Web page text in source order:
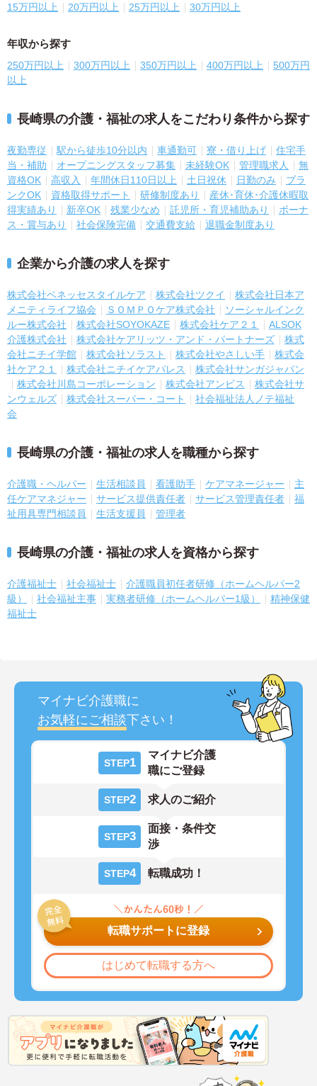
15万円以上 20万円以上 25万円以上 30万円以上
年収から探す
250万円以上 300万円以上 350万円以上 400万円以上
500万円
以上
長崎県の介護・福祉の求人をこだわり条件から探す
夜勤専従 駅から徒歩10分以内 車通勤可 寮・借り上げ
住宅手
当・補助
オープニングスタッフ募集 未経験OK 管理職求人
無
資格OK
高収入 年間休日110日以上 土日祝休 日勤のみ
ブラ
ンクOK
資格取得サポート 研修制度あり
産休･育休･介護休暇取
得実績あり
新卒OK 残業少なめ 託児所・育児補助あり
ボーナ
ス・賞与あり
社会保険完備 交通費支給 退職金制度あり
企業から介護の求人を探す
株式会社ベネッセスタイルケア 株式会社ツクイ
株式会社日本ア
メニティライフ協会
ＳＯＭＰＯケア株式会社
ソーシャルインク
ルー株式会社
株式会社SOYOKAZE 株式会社ケア２１
ALSOK
介護株式会社
株式会社ケアリッツ・アンド・パートナーズ
株式
会社ニチイ学館
株式会社ソラスト 株式会社やさしい手
株式会
社ケア２１
株式会社ニチイケアパレス
株式会社サンガジャパン
株式会社川島コーポレーション
株式会社アンビス
株式会社サ
ンウェルズ
株式会社スーパー・コート
社会福祉法人ノテ福祉
会
長崎県の介護・福祉の求人を職種から探す
介護職・ヘルパー 生活相談員 看護助手 ケアマネージャー
主
任ケアマネジャー
サービス提供責任者 サービス管理責任者
福
祉用具専門相談員
生活支援員 管理者
長崎県の介護・福祉の求人を資格から探す
介護福祉士 社会福祉士
介護職員初任者研修（ホームヘルパー2
級）
社会福祉主事 実務者研修（ホームヘルパー1級）
精神保健
福祉士
マイナビ介護職に
お気軽にご相談下さい！
STEP1
マイナビ介護
職にご登録
STEP2 求人のご紹介
STEP3
面接・条件交
渉
STEP4 転職成功！
転職サポートに登録
はじめて転職する方へ